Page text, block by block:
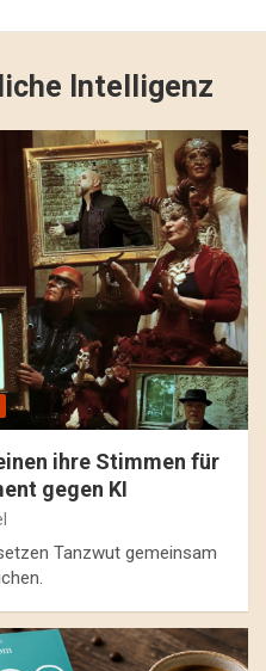
Intelligenz
ihre Stimmen für
gegen KI
Tanzwut gemeinsam